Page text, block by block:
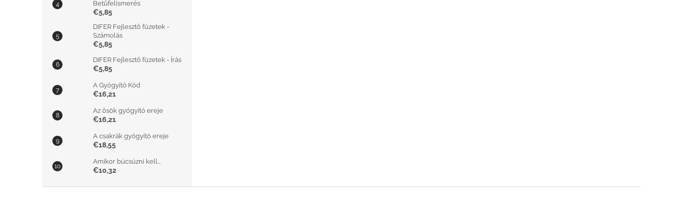
Betűfelismerés
€5,85
DIFER Fejlesztő füzetek -
Számolás
€5,85
DIFER Fejlesztő füzetek - Írás
€5,85
A Gyógyító Kód
€16,21
Az ősök gyógyító ereje
€16,21
A csakrák gyógyító ereje
€18,55
Amikor búcsúzni kell...
€10,32